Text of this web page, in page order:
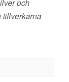
och
tillverkarna